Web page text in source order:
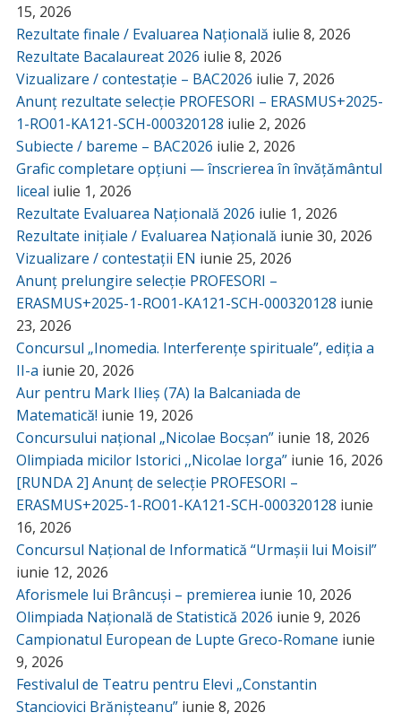
15, 2026
Rezultate finale / Evaluarea Națională iulie 8, 2026
Rezultate Bacalaureat 2026 iulie 8, 2026
Vizualizare / contestație – BAC2026 iulie 7, 2026
Anunț rezultate selecție PROFESORI – ERASMUS+2025-
1-RO01-KA121-SCH-000320128 iulie 2, 2026
Subiecte / bareme – BAC2026 iulie 2, 2026
Grafic completare opțiuni — înscrierea în învățământul
liceal iulie 1, 2026
Rezultate Evaluarea Națională 2026 iulie 1, 2026
Rezultate inițiale / Evaluarea Națională iunie 30, 2026
Vizualizare / contestații EN iunie 25, 2026
Anunț prelungire selecție PROFESORI –
ERASMUS+2025-1-RO01-KA121-SCH-000320128 iunie
23, 2026
Concursul „Inomedia. Interferențe spirituale”, ediția a
II-a iunie 20, 2026
Aur pentru Mark Ilieș (7A) la Balcaniada de
Matematică! iunie 19, 2026
Concursului național „Nicolae Bocșan” iunie 18, 2026
Olimpiada micilor Istorici ,,Nicolae Iorga” iunie 16, 2026
[RUNDA 2] Anunț de selecție PROFESORI –
ERASMUS+2025-1-RO01-KA121-SCH-000320128 iunie
16, 2026
Concursul Național de Informatică “Urmașii lui Moisil”
iunie 12, 2026
Aforismele lui Brâncuși – premierea iunie 10, 2026
Olimpiada Națională de Statistică 2026 iunie 9, 2026
Campionatul European de Lupte Greco-Romane iunie
9, 2026
Festivalul de Teatru pentru Elevi „Constantin
Stanciovici Brănișteanu” iunie 8, 2026